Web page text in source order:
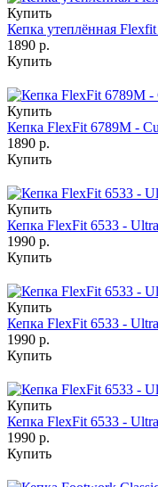
Купить
Кепка утеплённая
1890 р.
Купить
Купить
Кепка FlexFit 6789M -
1890 р.
Купить
Купить
Кепка FlexFit 6533 -
1990 р.
Купить
Купить
Кепка FlexFit 6533 -
1990 р.
Купить
Купить
Кепка FlexFit 6533 -
1990 р.
Купить